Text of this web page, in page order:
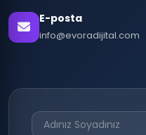
E-posta
info@evoradijital.com